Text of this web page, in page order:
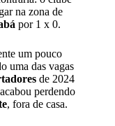
na zona de
por 1 x 0.
um pouco
uma das vagas
de 2024
perdendo
, fora de casa.